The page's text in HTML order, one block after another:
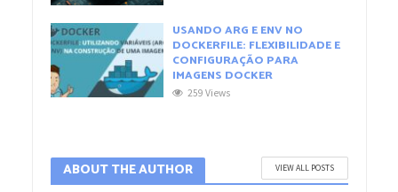
USANDO ARG E ENV NO
DOCKERFILE: FLEXIBILIDADE E
CONFIGURAÇÃO PARA
IMAGENS DOCKER
259 Views
ABOUT THE AUTHOR VIEW ALL POSTS